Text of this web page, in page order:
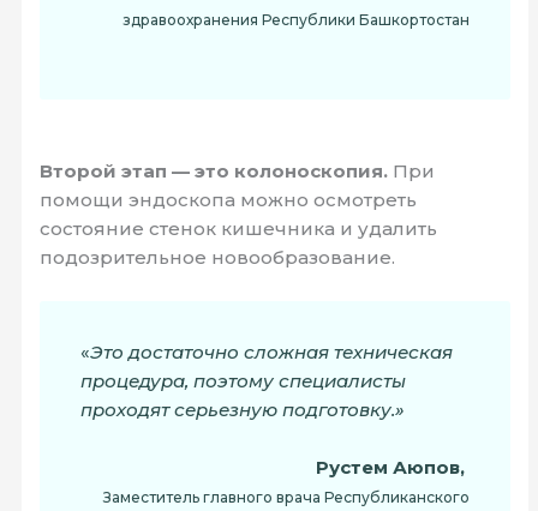
здравоохранения Республики Башкортостан
Второй этап — это колоноскопия. При
помощи эндоскопа можно осмотреть
состояние стенок кишечника и удалить
подозрительное новообразование.
«Это достаточно сложная техническая
процедура, поэтому специалисты
проходят серьезную подготовку.»
Рустем Аюпов,
Заместитель главного врача Республиканского